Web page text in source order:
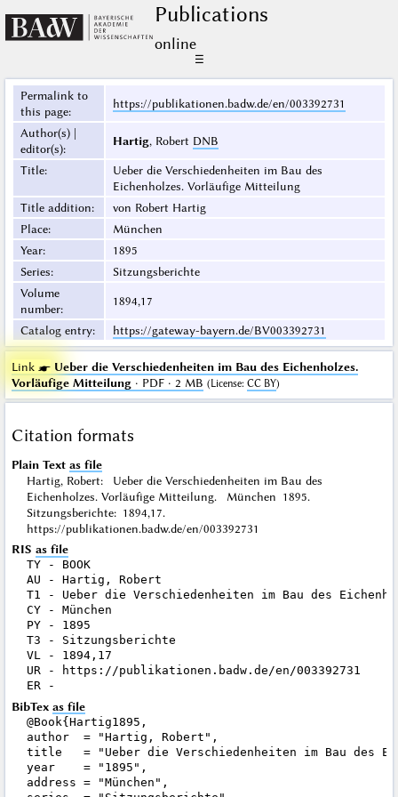
Publications
online
☰
Permalink to
this page:
https://publikationen.badw.de/en/003392731
Author(s) |
editor(s):
Hartig, Robert DNB
Title:
Ueber die Verschiedenheiten im Bau des
Eichenholzes. Vorläufige Mitteilung
Title addition:
von Robert Hartig
Place:
München
Year:
1895
Series:
Sitzungsberichte
Volume
number:
1894,17
Catalog entry: https://gateway-bayern.de/BV003392731
Link ☛ Ueber die Verschiedenheiten im Bau des Eichenholzes.
Vorläufige Mitteilung· PDF · 2 MB (License: CC BY)
Citation formats
Plain Text as file
Hartig, Robert: Ueber die Verschiedenheiten im Bau des
Eichenholzes. Vorläufige Mitteilung. München 1895.
Sitzungsberichte: 1894,17.
https://publikationen.badw.de/en/003392731
RIS as file
TY - BOOK
AU - Hartig, Robert
T1 - Ueber die Verschiedenheiten im Bau des
CY - München
PY - 1895
T3 - Sitzungsberichte
VL - 1894,17
UR - https://publikationen.badw.de/en/003392731
BibTex as file
@Book{Hartig1895,
author  = "Hartig, Robert",
title   = "Ueber die Verschiedenheiten im Bau des
year    = "1895",
address = "München",